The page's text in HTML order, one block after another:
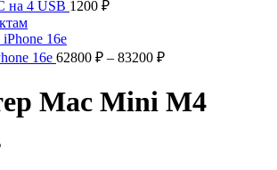
на 4 USB 1200 ₽
16e 62800 ₽ – 83200 ₽Диапазон
Mac Mini M4
Диапазон